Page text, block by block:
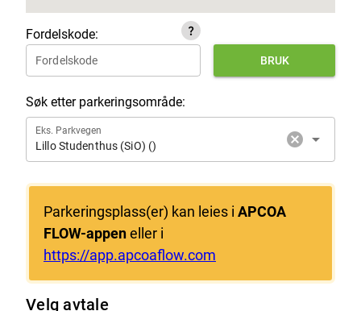
4
Fordelskode: question_mark
Fordelskode BRUK
Søk etter parkeringsområde:
Lillo Studenthus (SiO) ()
Eks. Parkvegen cancel arrow_drop_down
Parkeringsplass(er) kan leies i APCOA
FLOW-appeneller i
https://app.apcoaflow.com
Velg avtale